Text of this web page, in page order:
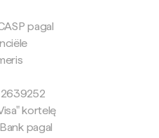
pagal
2639252
kortelę
pagal